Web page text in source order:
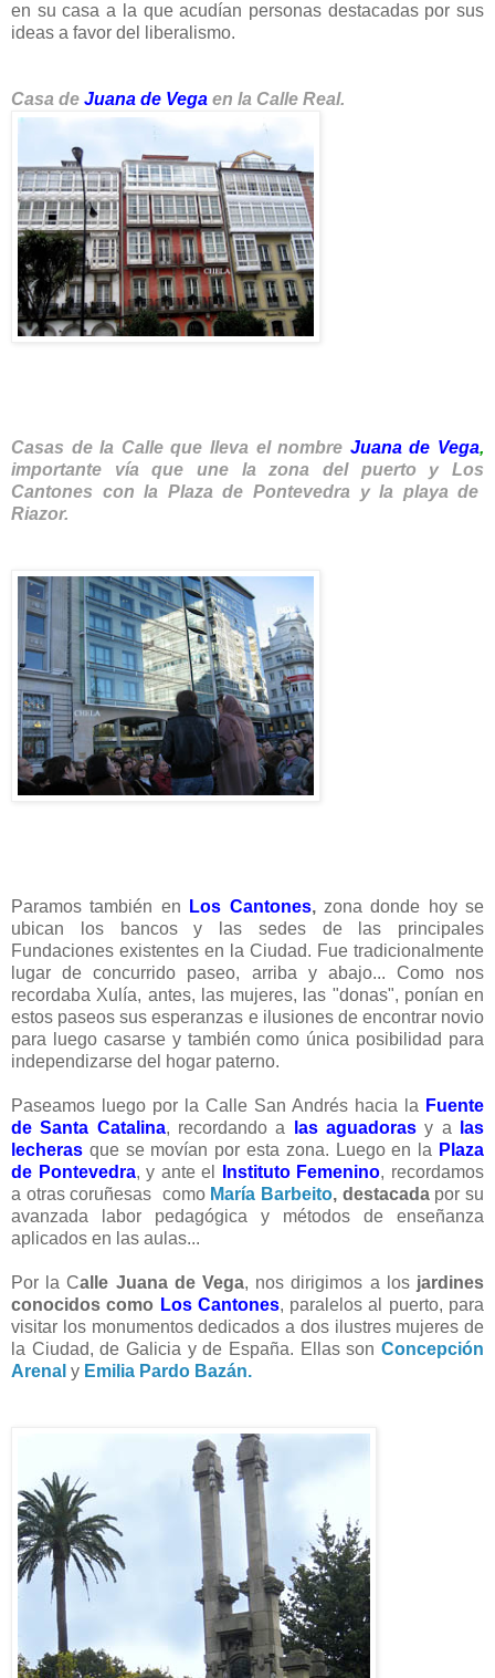
en su casa a la que acudían personas destacadas por sus
ideas a favor del liberalismo.
Casa de Juana de Vega en la Calle Real.
Casas de la Calle que lleva el nombre Juana de Vega,
importante vía que une la zona del puerto y Los
Cantones con la Plaza de Pontevedra y la playa de
Riazor.
Paramos también en Los Cantones, zona donde hoy se
ubican los bancos y las sedes de las principales
Fundaciones existentes en la Ciudad. Fue tradicionalmente
lugar de concurrido paseo, arriba y abajo... Como nos
recordaba Xulía, antes, las mujeres, las "donas", ponían en
estos paseos sus esperanzas e ilusiones de encontrar novio
para luego casarse y también como única posibilidad para
independizarse del hogar paterno.
Paseamos luego por la Calle San Andrés hacia la Fuente
de Santa Catalina, recordando a las aguadoras y a
las
lecheras que se movían por esta zona. Luego en la Plaza
de Pontevedra, y ante el Instituto Femenino, recordamos
a otras coruñesas como María Barbeito, destacadapor su
avanzada labor pedagógica y métodos de enseñanza
aplicados en las aulas...
Por la Calle Juana de Vega, nos dirigimos a los jardines
conocidos como Los Cantones, paralelos al puerto, para
visitar los monumentos dedicados a dos ilustres mujeres de
la Ciudad, de Galicia y de España. Ellas son Concepción
Arenal y Emilia Pardo Bazán.